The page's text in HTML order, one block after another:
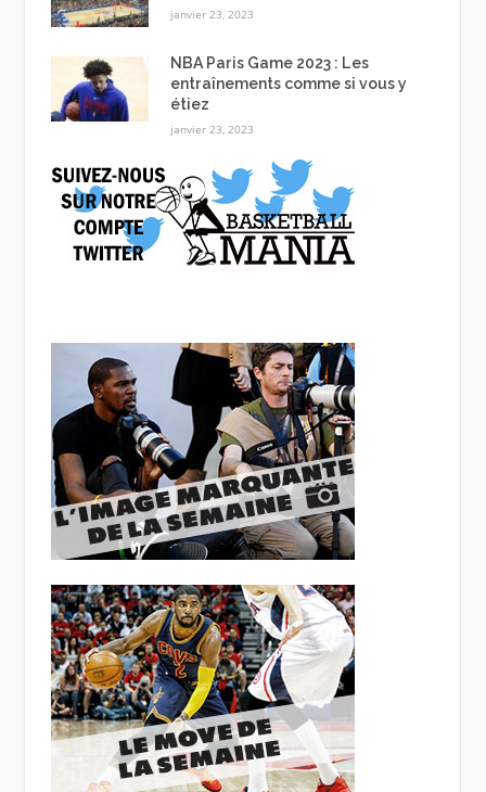
janvier 23, 2023
NBA Paris Game 2023 : Les
entraînements comme si vous y
étiez
janvier 23, 2023